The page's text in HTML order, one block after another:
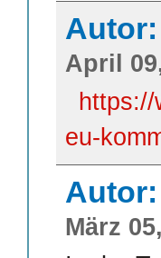
April
eu-
März